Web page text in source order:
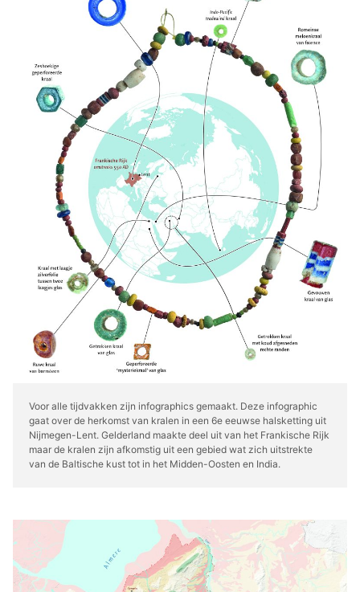
Voor alle tijdvakken zijn infographics gemaakt. Deze infographic
gaat over de herkomst van kralen in een 6e eeuwse halsketting uit
Nijmegen-Lent. Gelderland maakte deel uit van het Frankische Rijk
maar de kralen zijn afkomstig uit een gebied wat zich uitstrekte
van de Baltische kust tot in het Midden-Oosten en India.